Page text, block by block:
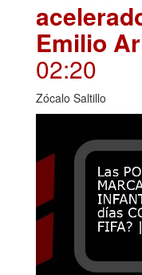
Emilio
02:20
Zócalo Saltillo